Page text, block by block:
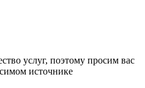
услуг, поэтому просим вас
источнике